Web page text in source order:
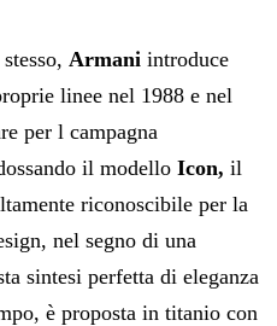
Armani introduce
linee nel 1988 e nel
per l campagna
il modello Icon, il
riconoscibile per la
nel segno di una
sintesi perfetta di eleganza
è proposta in titanio con